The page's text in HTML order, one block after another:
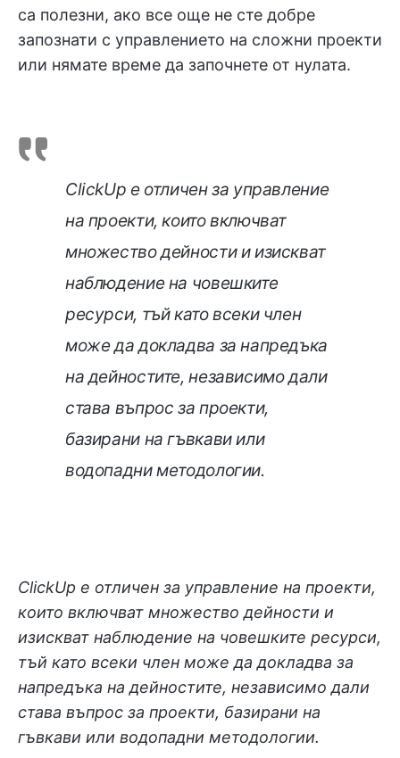
са полезни, ако все още не сте добре
запознати с управлението на сложни проекти
или нямате време да започнете от нулата.
ClickUp е отличен за управление
на проекти, които включват
множество дейности и изискват
наблюдение на човешките
ресурси, тъй като всеки член
може да докладва за напредъка
на дейностите, независимо дали
става въпрос за проекти,
базирани на гъвкави или
водопадни методологии.
ClickUp е отличен за управление на проекти,
които включват множество дейности и
изискват наблюдение на човешките ресурси,
тъй като всеки член може да докладва за
напредъка на дейностите, независимо дали
става въпрос за проекти, базирани на
гъвкави или водопадни методологии.